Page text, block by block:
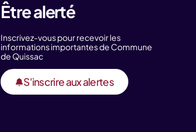
Être alerté
Inscrivez-vous pour recevoir les
informations importantes de Commune
de Quissac
S'inscrire aux alertes